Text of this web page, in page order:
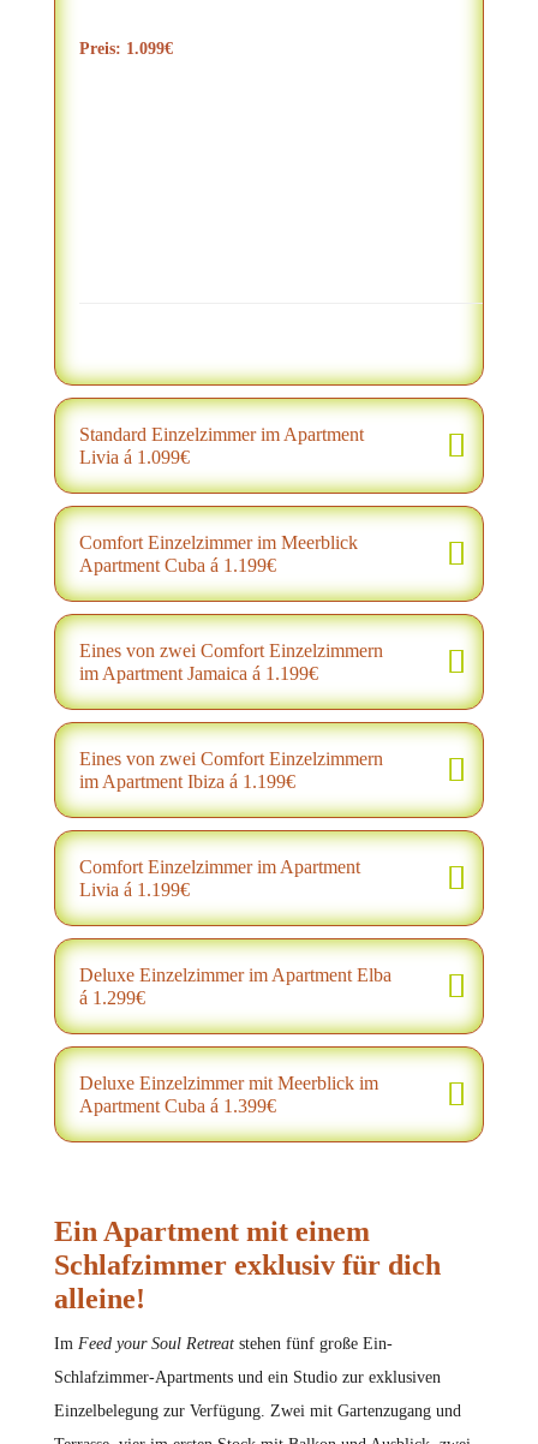
Preis: 1.099€
Standard Einzelzimmer im Apartment
Livia á 1.099€
Comfort Einzelzimmer im Meerblick
Apartment Cuba á 1.199€
Eines von zwei Comfort Einzelzimmern
im Apartment Jamaica á 1.199€
Eines von zwei Comfort Einzelzimmern
im Apartment Ibiza á 1.199€
Comfort Einzelzimmer im Apartment
Livia á 1.199€
Deluxe Einzelzimmer im Apartment Elba
á 1.299€
Deluxe Einzelzimmer mit Meerblick im
Apartment Cuba á 1.399€
Ein Apartment mit einem
Schlafzimmer exklusiv für dich
alleine!
Im Feed your Soul Retreatstehen fünf große Ein-
Schlafzimmer-Apartments und ein Studio zur exklusiven
Einzelbelegung zur Verfügung. Zwei mit Gartenzugang und